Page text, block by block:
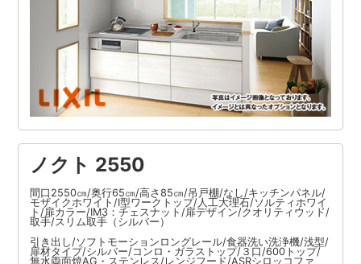
ノクト 2550
間口2550㎝/奥行65㎝/高さ85㎝/吊戸棚/なし/キッチンパネル/
モザイクホワイト/I型ワークトップ/人工大理石/ソルティホワイ
ト/扉カラー/IM3：チェスナット/扉デザイン/クオリティウッド/
取手/スリム取手（シルバー）
引き出し/ソフトモーションロングレール/食器洗い洗浄機/浅型/
扉材タイプ/シルバー/コンロ・ガラストップ/３口/600トップ/
無水両面焼AG・ステンレス/レンジフード/ASRシロッコファ